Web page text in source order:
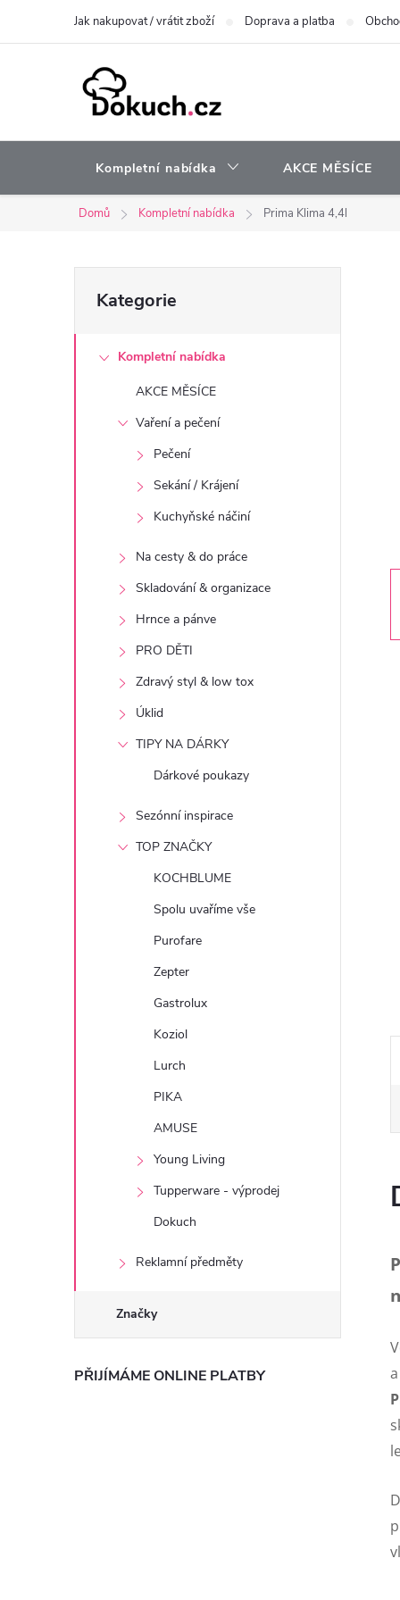
Jak nakupovat / vrátit zboží Doprava a platba
Kompletní nabídka AKCE MĚSÍCE
Domů Kompletní nabídka Prima Klima 4,4l
o
kategorie
Kategorie
Kompletní nabídka
AKCE MĚSÍCE
Vaření a pečení
Pečení
Sekání / Krájení
Kuchyňské náčiní
Na cesty & do práce
Skladování & organizace
Hrnce a pánve
PRO DĚTI
Zdravý styl & low tox
Úklid
TIPY NA DÁRKY
Dárkové poukazy
Sezónní inspirace
TOP ZNAČKY
KOCHBLUME
Spolu uvaříme vše
Purofare
Zepter
Gastrolux
Koziol
Lurch
PIKA
AMUSE
Young Living
Tupperware - výprodej
Dokuch
Reklamní předměty
Značky
PŘIJÍMÁME ONLINE PLATBY